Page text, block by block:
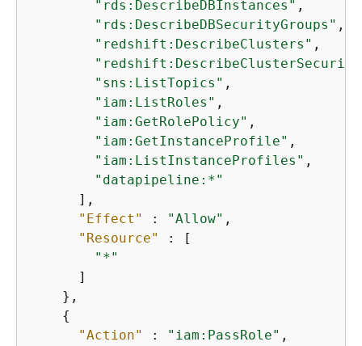
"rds:DescribeDBInstances" ,
"rds:DescribeDBSecurityGroups" ,
"redshift:DescribeClusters" ,
"sns:ListTopics" ,
"iam:ListRoles" ,
"iam:GetRolePolicy" ,
"iam:GetInstanceProfile" ,
"iam:ListInstanceProfiles" ,
"datapipeline:*"
      ],
"Effect"
: "Allow" ,
"Resource"
: [
"*"
      ]
    },
{
"Action"
: "iam:PassRole" ,